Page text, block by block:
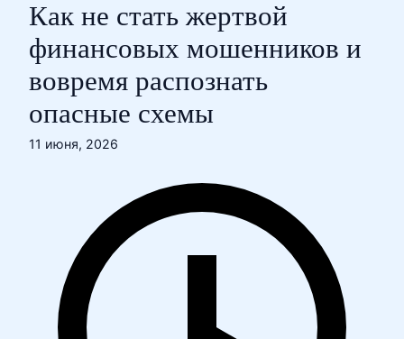
Как не стать жертвой
финансовых мошенников и
вовремя распознать
опасные схемы
11 июня, 2026